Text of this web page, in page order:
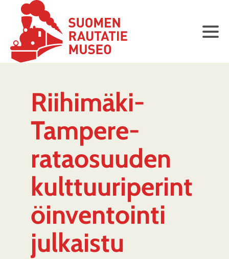
Riihimäki-
Tampere-
rataosuuden
kulttuuriperint
öinventointi
julkaistu